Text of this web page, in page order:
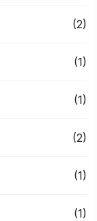
(2)
(1)
(1)
(2)
(1)
(1)